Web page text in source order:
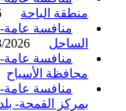
منطقة الباحة
منافسة عامة-
الساحل
08/2026
منافسة عامة-
محافظة الأسياح
منافسة عامة-
بمركز القمحة- بلدية